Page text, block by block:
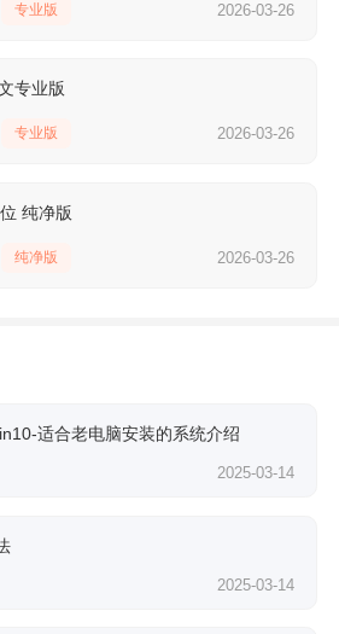
专业版 2026-03-26
专业版
专业版 2026-03-26
纯净版
纯净版 2026-03-26
适合老电脑安装的系统介绍
2025-03-14
2025-03-14